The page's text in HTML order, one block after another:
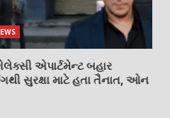
એપાર્ટમેન્ટ બહાર
સુરક્ષા માટે હતા તૈનાત, ઓન